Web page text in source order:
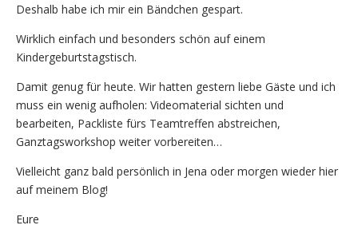
Deshalb habe ich mir ein Bändchen gespart.
Wirklich einfach und besonders schön auf einem
Kindergeburtstagstisch.
Damit genug für heute. Wir hatten gestern liebe Gäste und ich
muss ein wenig aufholen: Videomaterial sichten und
bearbeiten, Packliste fürs Teamtreffen abstreichen,
Ganztagsworkshop weiter vorbereiten…
Vielleicht ganz bald persönlich in Jena oder morgen wieder hier
auf meinem Blog!
Eure